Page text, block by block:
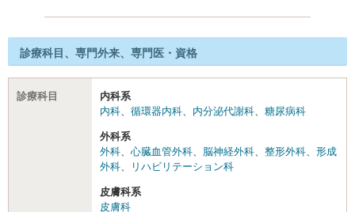
診療科目、専門外来、専門医・資格
診療科目
内科系
内科
循環器内科 内分泌代謝科 糖尿病科
外科系
外科
心臓血管外科 脳神経外科 整形外科
形成
外科
リハビリテーション科
皮膚科系
皮膚科